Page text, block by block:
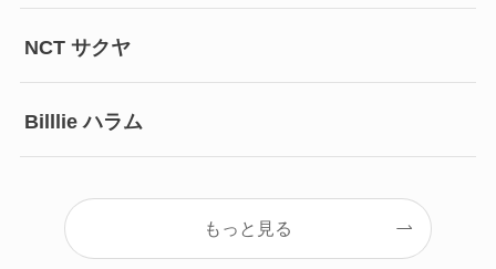
NCT サクヤ
Billlie ハラム
もっと見る